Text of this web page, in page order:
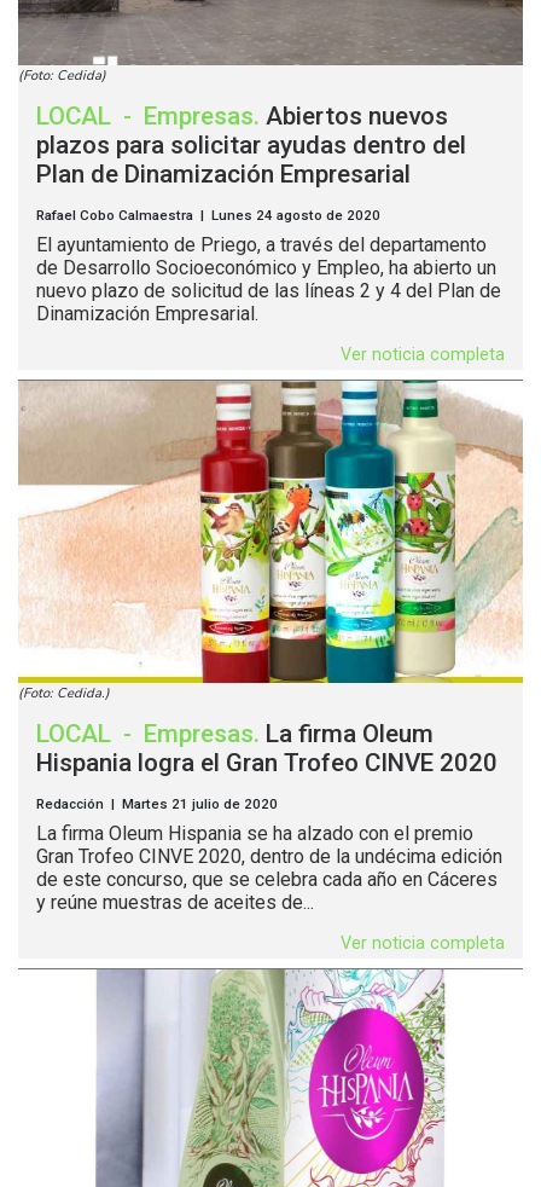
(Foto: Cedida)
LOCAL - Empresas. Abiertos nuevos
plazos para solicitar ayudas dentro del
Plan de Dinamización Empresarial
Rafael Cobo Calmaestra | Lunes 24 agosto de 2020
El ayuntamiento de Priego, a través del departamento
de Desarrollo Socioeconómico y Empleo, ha abierto un
nuevo plazo de solicitud de las líneas 2 y 4 del Plan de
Dinamización Empresarial.
Ver noticia completa
(Foto: Cedida.)
LOCAL - Empresas. La firma Oleum
Hispania logra el Gran Trofeo CINVE 2020
Redacción | Martes 21 julio de 2020
La firma Oleum Hispania se ha alzado con el premio
Gran Trofeo CINVE 2020, dentro de la undécima edición
de este concurso, que se celebra cada año en Cáceres
y reúne muestras de aceites de...
Ver noticia completa